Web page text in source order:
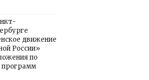
движение
России»
по
программ